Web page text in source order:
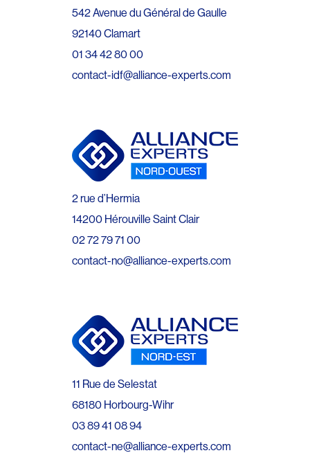
542 Avenue du Général de Gaulle
92140 Clamart
01 34 42 80 00
contact-idf@alliance-experts.com
2 rue d’Hermia
14200 Hérouville Saint Clair
02 72 79 71 00
contact-no@alliance-experts.com
11 Rue de Selestat
68180 Horbourg-Wihr
03 89 41 08 94
contact-ne@alliance-experts.com